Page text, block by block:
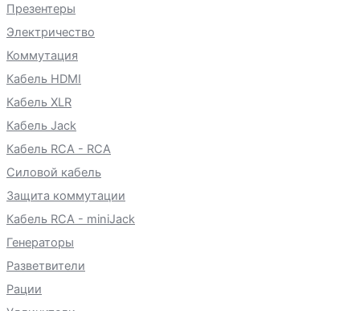
Презентеры
Электричество
Коммутация
Кабель HDMI
Кабель XLR
Кабель Jack
Кабель RCA - RCA
Силовой кабель
Защита коммутации
Кабель RCA - miniJack
Генераторы
Разветвители
Рации